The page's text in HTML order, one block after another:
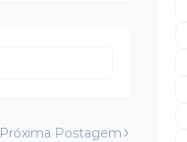
Próxima Postagem